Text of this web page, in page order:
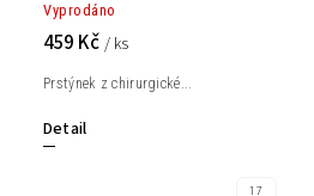
Vyprodáno
459 Kč / ks
Detail
Prstýnek z chirurgické...
17